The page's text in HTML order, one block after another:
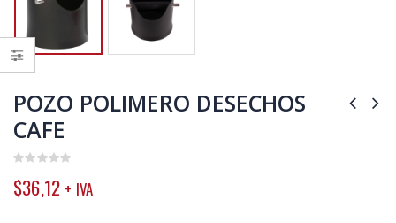
POZO POLIMERO DESECHOS
CAFE
out
of
$36,12 + IVA